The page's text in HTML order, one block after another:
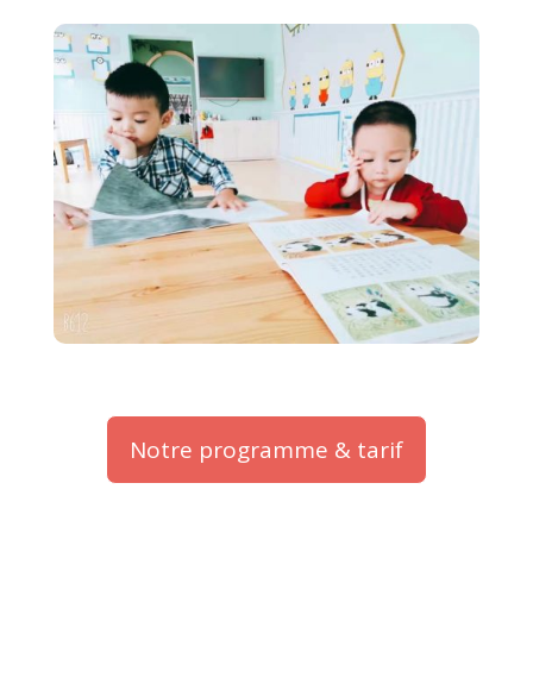
Notre programme & tarif